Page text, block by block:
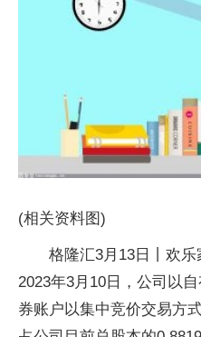
(相关资料图)
格隆汇3月13日丨欢
2023年3月10日，公司以
券账户以集中竞价交易方